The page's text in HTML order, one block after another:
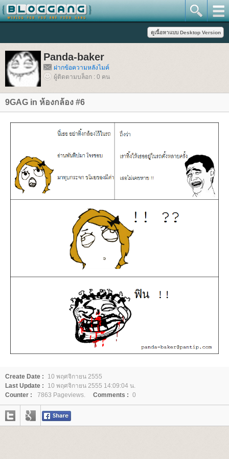
Panda-baker
ฝากข้อความหลังไมค์
ผู้ติดตามบล็อก : 0 คน
9GAG in ห้องกล้อง #6
Create Date :
10 พฤศจิกายน 2555
Last Update :
10 พฤศจิกายน 2555 14:09:04 น.
Counter :
7863 Pageviews. Comments : 0